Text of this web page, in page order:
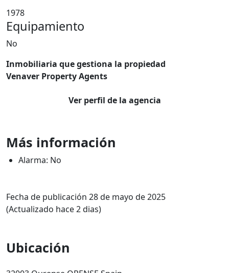
1978
Equipamiento
No
Inmobiliaria que gestiona la propiedad
Venaver Property Agents
Ver perfil de la agencia
Más información
Alarma: No
Fecha de publicación 28 de mayo de 2025
(Actualizado hace 2 dias)
Ubicación